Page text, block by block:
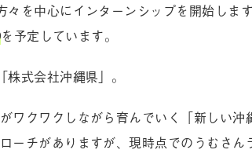
を中心にインターンシップを開始します
を予定しています。
式会社沖縄県」。
ワクワクしながら育んでいく「新しい沖
チがありますが、現時点でのうむさん